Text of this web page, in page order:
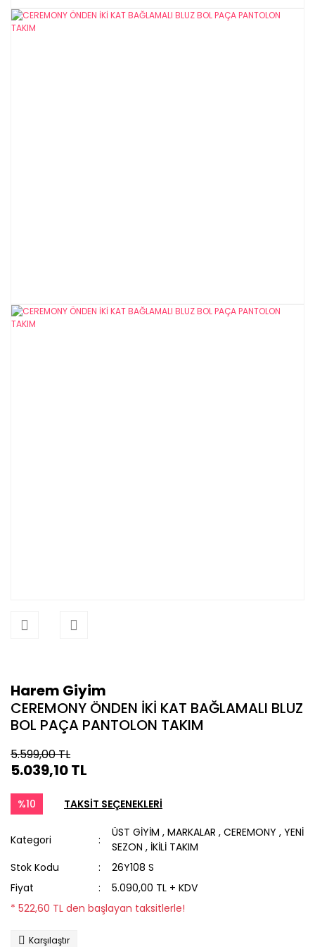
Harem Giyim
CEREMONY ÖNDEN İKİ KAT BAĞLAMALI BLUZ
BOL PAÇA PANTOLON TAKIM
5.599,00 TL
5.039,10 TL
%10 TAKSİT SEÇENEKLERİ
Kategori
ÜST GİYİM ,MARKALAR ,CEREMONY ,YENİ
SEZON, İKİLİ TAKIM
Stok Kodu
26Y108 S
Fiyat
5.090,00 TL + KDV
* 522,60 TL den başlayan taksitlerle!
Karşılaştır